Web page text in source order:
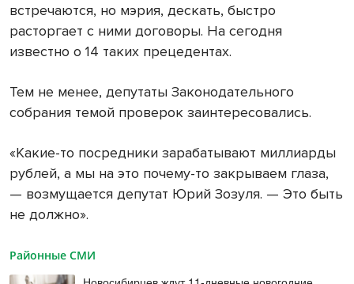
встречаются, но мэрия, дескать, быстро
расторгает с ними договоры. На сегодня
известно о 14 таких прецедентах.
Тем не менее, депутаты Законодательного
собрания темой проверок заинтересовались.
«Какие-то посредники зарабатывают миллиарды
рублей, а мы на это почему-то закрываем глаза,
— возмущается депутат Юрий Зозуля. — Это быть
не должно».
Районные СМИ